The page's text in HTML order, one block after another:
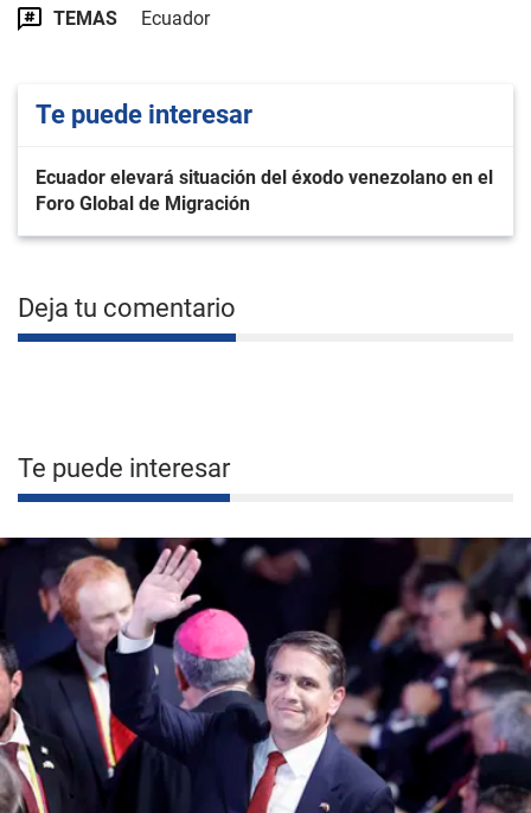
TEMAS Ecuador
Te puede interesar
Ecuador elevará situación del éxodo venezolano en el
Foro Global de Migración
Deja tu comentario
Te puede interesar